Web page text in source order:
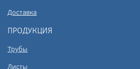
Доставка
ПРОДУКЦИЯ
Трубы
Листы